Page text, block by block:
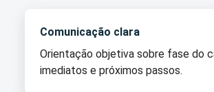
Comunicação clara
Orientação objetiva sobre fase do
imediatos e próximos passos.